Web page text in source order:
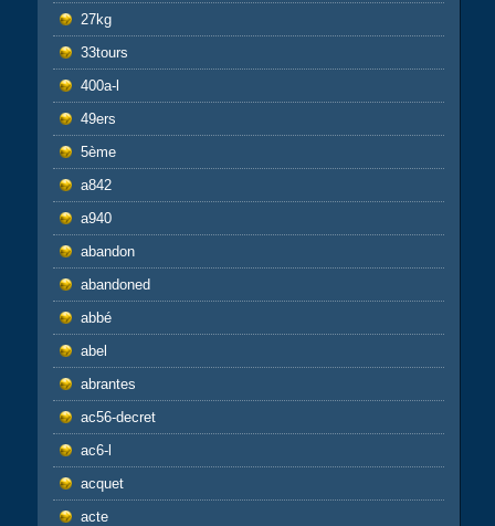
27kg
33tours
400a-l
49ers
5ème
a842
a940
abandon
abandoned
abbé
abel
abrantes
ac56-decret
ac6-l
acquet
acte